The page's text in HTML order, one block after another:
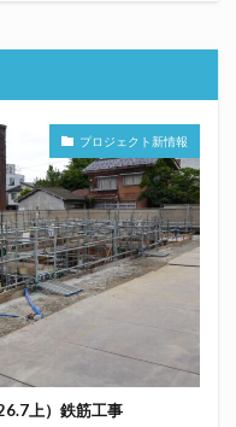
プロジェクト新情報
上）鉄筋工事